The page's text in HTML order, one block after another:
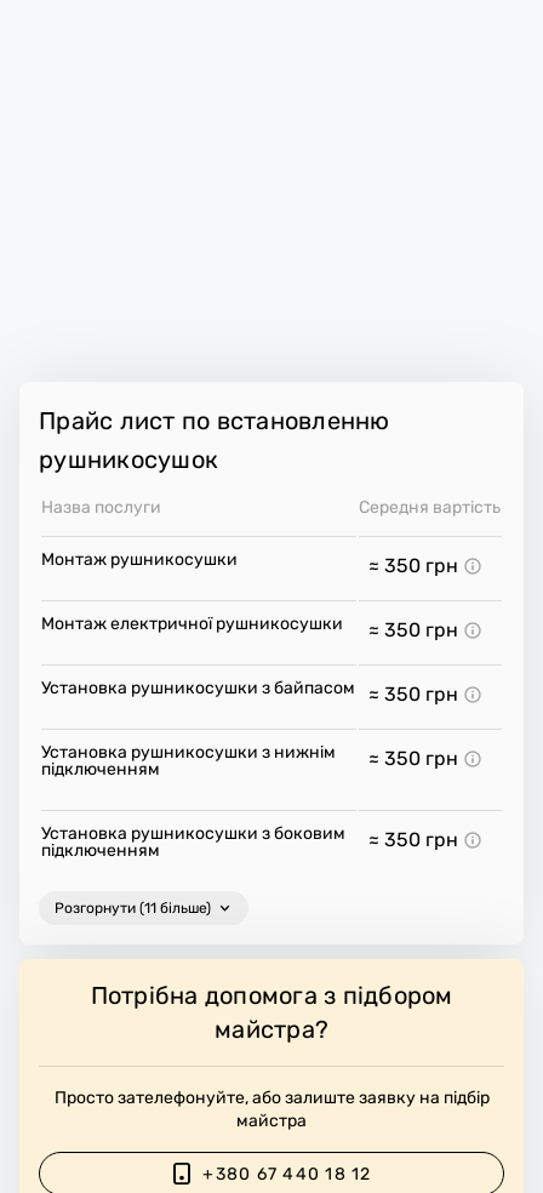
Прайс лист по встановленню
рушникосушок
Назва послуги Середня вартість
Монтаж рушникосушки ≈ 350 грн
Монтаж електричної рушникосушки ≈ 350 грн
Установка рушникосушки з байпасом ≈ 350 грн
Установка рушникосушки з нижнім
підключенням
≈ 350 грн
Установка рушникосушки з боковим
підключенням
≈ 350 грн
Розгорнути (11 більше)
Потрібна допомога з підбором
майстра?
Просто зателефонуйте, або залиште заявку на підбір
майстра
+380 67 440 18 12